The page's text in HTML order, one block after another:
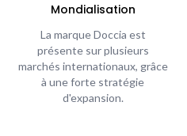
Mondialisation
La marque Doccia est
présente sur plusieurs
marchés internationaux, grâce
à une forte stratégie
d'expansion.